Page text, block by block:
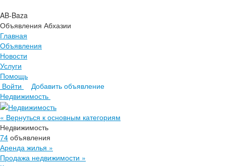
AB-Baza
Объявления Абхазии
Главная
Объявления
Новости
Услуги
Помощь
Войти
Добавить объявление
Главная
Объявления
Новости
Услуги
Помощь
Недвижимость
« Вернуться к основным категориям
Недвижимость
74 объявления
Аренда жилья »
Продажа недвижимости »